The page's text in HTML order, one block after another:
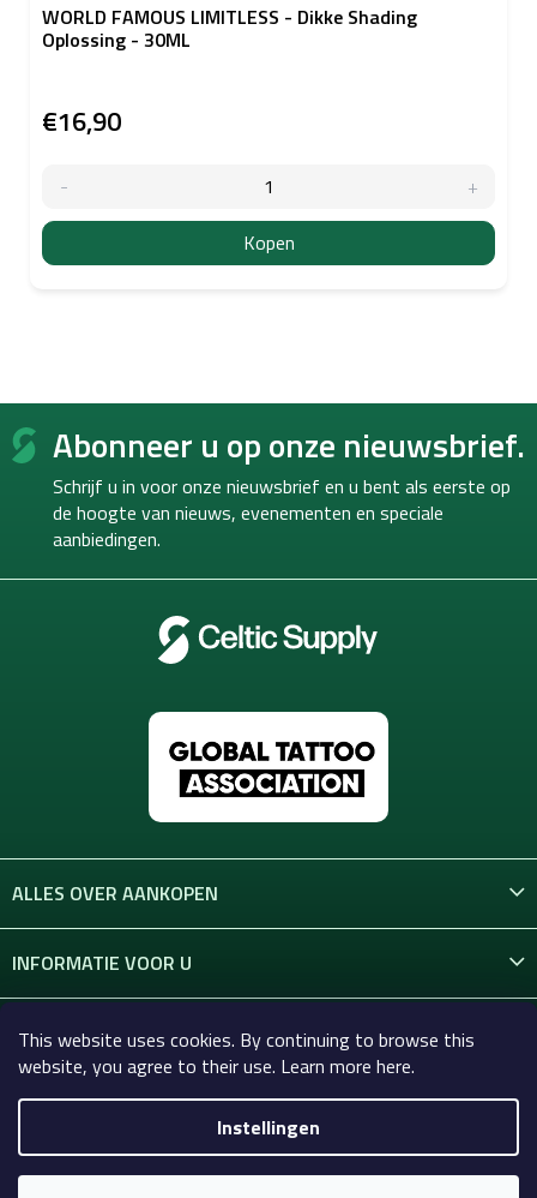
This website uses cookies. By continuing to browse this
website, you agree to their use. Learn more here.
Instellingen
WORLD FAMOUS LIMITLESS - Dikke Shading
Oplossing - 30ML
€16,90
Kopen
F
Abonneer u op onze nieuwsbrief.
Schrijf u in voor onze nieuwsbrief en u bent als eerste op
de hoogte van nieuws, evenementen en speciale
aanbiedingen.
ALLES OVER AANKOPEN
INFORMATIE VOOR U
CONTACT
Copyright 2026Celtic-Supply.nl | Alles voor tatoeages en
permanente make-up. Alle rechten voorbehouden.